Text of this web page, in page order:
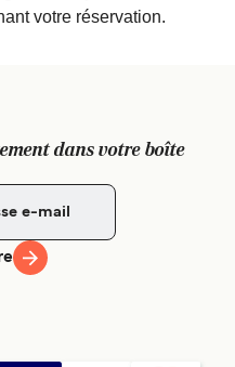
votre réservation.
dans votre boîte